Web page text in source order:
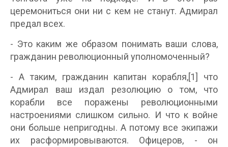
церемониться они ни с кем не станут. Адмирал
предал всех.
- Это каким же образом понимать ваши слова,
гражданин революционный уполномоченный?
- А таким, гражданин капитан корабля,[1] что
Адмирал ваш издал резолюцию о том, что
корабли все поражены революционными
настроениями слишком сильно. И что к войне
они больше непригодны. А потому все экипажи
их расформировываются. Офицеров, - он